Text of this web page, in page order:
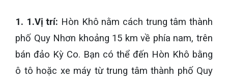
1. 1.Vị trí: Hòn Khô nằm cách trung tâm thành
phố Quy Nhơn khoảng 15 km về phía nam, trên
bán đảo Kỳ Co. Bạn có thể đến Hòn Khô bằng
ô tô hoặc xe máy từ trung tâm thành phố Quy